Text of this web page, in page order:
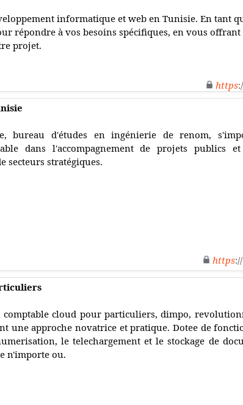
informatique et web en Tunisie. En tant
répondre à vos besoins spécifiques, en vous
projet.
https
bureau d'études en ingénierie de renom,
dans l'accompagnement de projets publics
secteurs stratégiques.
https
cloud pour particuliers, dimpo,
une approche novatrice et pratique. Dotee de
le telechargement et le stockage de
n'importe ou.